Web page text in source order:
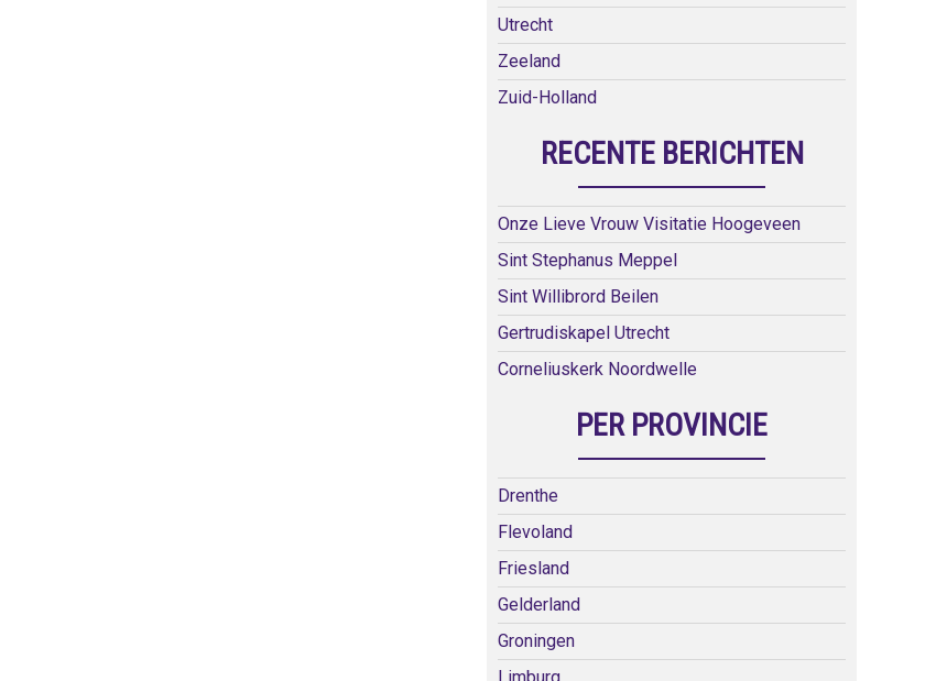
Utrecht
Zeeland
Zuid-Holland
RECENTE BERICHTEN
Onze Lieve Vrouw Visitatie Hoogeveen
Sint Stephanus Meppel
Sint Willibrord Beilen
Gertrudiskapel Utrecht
Corneliuskerk Noordwelle
PER PROVINCIE
Drenthe
Flevoland
Friesland
Gelderland
Groningen